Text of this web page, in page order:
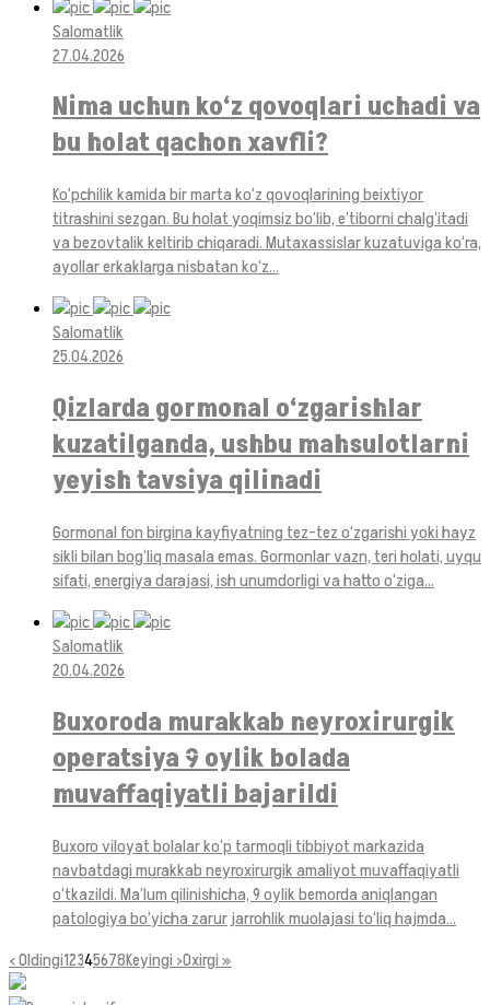
Salomatlik
27.04.2026
Nima uchun ko‘z qovoqlari uchadi va
bu holat qachon xavfli?
Ko‘pchilik kamida bir marta ko‘z qovoqlarining beixtiyor
titrashini sezgan. Bu holat yoqimsiz bo‘lib, e’tiborni chalg‘itadi
va bezovtalik keltirib chiqaradi. Mutaxassislar kuzatuviga ko‘ra,
ayollar erkaklarga nisbatan ko‘z...
Salomatlik
25.04.2026
Qizlarda gormonal o‘zgarishlar
kuzatilganda, ushbu mahsulotlarni
yeyish tavsiya qilinadi
Gormonal fon birgina kayfiyatning tez-tez o‘zgarishi yoki hayz
sikli bilan bog‘liq masala emas. Gormonlar vazn, teri holati, uyqu
sifati, energiya darajasi, ish unumdorligi va hatto o‘ziga...
Salomatlik
20.04.2026
Buxoroda murakkab neyroxirurgik
operatsiya 9 oylik bolada
muvaffaqiyatli bajarildi
Buxoro viloyat bolalar ko‘p tarmoqli tibbiyot markazida
navbatdagi murakkab neyroxirurgik amaliyot muvaffaqiyatli
o‘tkazildi. Ma’lum qilinishicha, 9 oylik bemorda aniqlangan
patologiya bo‘yicha zarur jarrohlik muolajasi to‘liq hajmda...
‹ Oldingi12345678Keyingi ›Oxirgi »